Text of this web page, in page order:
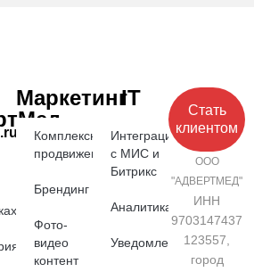
Маркетинг
Комплексное
продвижение
Брендинг
Фото-
видео
контент
IT
Интеграция
с МИС и
Битрикс
Аналитика
Уведомления
Стать
клиентом
ООО
"АДВЕРТМЕД"
ИНН
9703147437
123557,
город